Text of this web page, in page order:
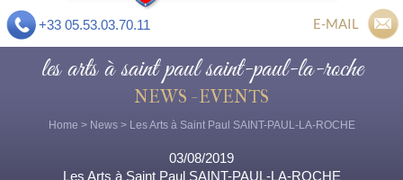
+33 05.53.03.70.11 E-MAIL
les arts à saint paul saint-paul-la-roche
NEWS - EVENTS
Home > News> Les Arts à Saint Paul SAINT-PAUL-LA-ROCHE
03/08/2019
Les Arts à Saint Paul SAINT-PAUL-LA-ROCHE